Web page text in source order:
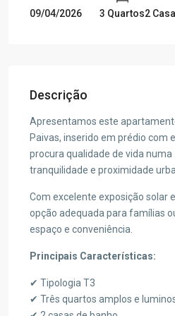
09/04/2026
3 Quartos2
Descrição
Apresentamos este
Paivas, inserido em prédio com
procura qualidade de vida
tranquilidade e proximidade
Com excelente exposição solar
opção adequada para famílias
espaço e conveniência.
Principais Características:
✔ Tipologia T3
✔ Três quartos amplos e